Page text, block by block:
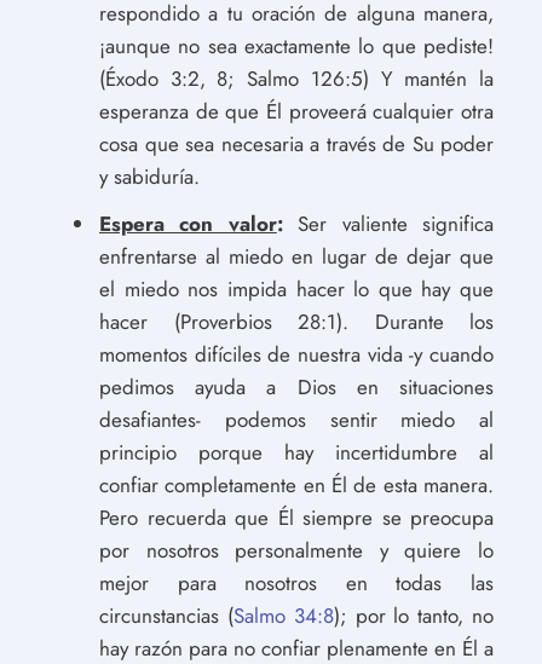
respondido a tu oración de alguna manera,
¡aunque no sea exactamente lo que pediste!
(Éxodo 3:2, 8; Salmo 126:5) Y mantén la
esperanza de que Él proveerá cualquier otra
cosa que sea necesaria a través de Su poder
y sabiduría.
Espera con valor:Ser valiente significa
enfrentarse al miedo en lugar de dejar que
el miedo nos impida hacer lo que hay que
hacer (Proverbios 28:1). Durante los
momentos difíciles de nuestra vida -y cuando
pedimos ayuda a Dios en situaciones
desafiantes- podemos sentir miedo al
principio porque hay incertidumbre al
confiar completamente en Él de esta manera.
Pero recuerda que Él siempre se preocupa
por nosotros personalmente y quiere lo
mejor para nosotros en todas las
circunstancias (Salmo 34:8); por lo tanto, no
hay razón para no confiar plenamente en Él a